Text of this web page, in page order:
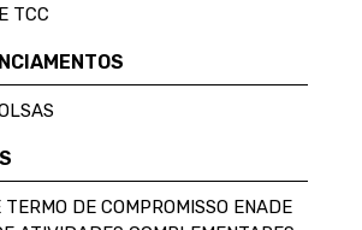
TCC
DE COMPROMISSO ENADE